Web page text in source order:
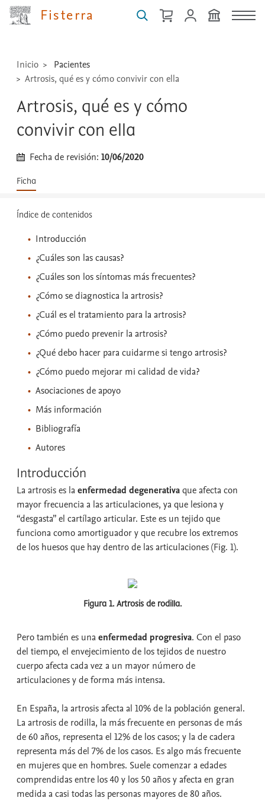
Fisterra
técnicas
...
Inicio
Pacientes
Artrosis, qué es y cómo convivir con ella
Artrosis, qué es y cómo
convivir con ella
Fecha de revisión:10/06/2020
Ficha
Índice de contenidos
Introducción
¿Cuáles son las causas?
¿Cuáles son los síntomas más frecuentes?
¿Cómo se diagnostica la artrosis?
¿Cuál es el tratamiento para la artrosis?
¿Cómo puedo prevenir la artrosis?
¿Qué debo hacer para cuidarme si tengo artrosis?
¿Cómo puedo mejorar mi calidad de vida?
Asociaciones de apoyo
Más información
Bibliografía
Autores
Introducción
La artrosis es laenfermedad degenerativaque afecta con
mayor frecuencia a las articulaciones, ya que lesiona y
“desgasta” el cartílago articular. Este es un tejido que
funciona como amortiguador y que recubre los extremos
de los huesos que hay dentro de las articulaciones (Fig. 1).
Figura 1. Artrosis de rodilla.
Pero también es unaenfermedad progresiva. Con el paso
del tiempo, el envejecimiento de los tejidos de nuestro
cuerpo afecta cada vez a un mayor número de
articulaciones y de forma más intensa.
En España, la artrosis afecta al 10% de la población general.
La artrosis de rodilla, la más frecuente en personas de más
de 60 años, representa el 12% de los casos; y la de cadera
representa más del 7% de los casos. Es algo más frecuente
en mujeres que en hombres. Suele comenzar a edades
comprendidas entre los 40 y los 50 años y afecta en gran
medida a casi todas las personas mayores de 80 años.